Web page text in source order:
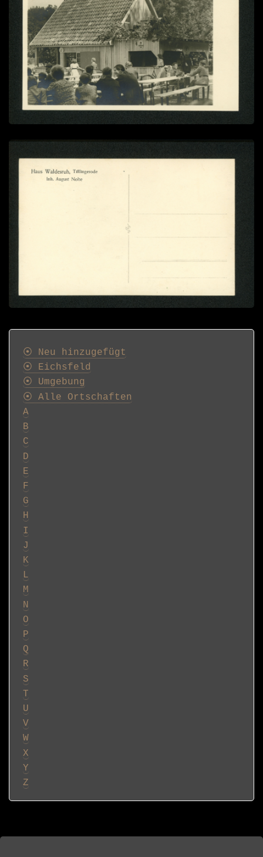
Postkarten
⦿ Neu hinzugefügt
⦿ Eichsfeld
⦿ Umgebung
⦿ Alle Ortschaften
A
B
C
D
E
F
G
H
I
J
K
L
M
N
O
P
Q
R
S
T
U
V
W
X
Y
Z